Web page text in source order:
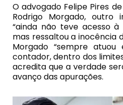
O advogado Felipe Pires
Rodrigo Morgado, outro
“ainda não teve acesso
mas ressaltou a inocência
Morgado “sempre atuou
contador, dentro dos
acredita que a verdade
avanço das apurações.